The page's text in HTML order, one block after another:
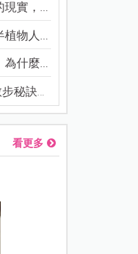
現實，...
物人...
為什麼...
訣！...
看更多